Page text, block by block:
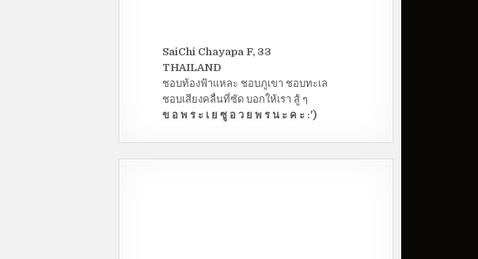
SaiChi Chayapa F, 33
THAILAND
ชอบท้องฟ้าแหละ ชอบภูเขา ชอบทะเล
ชอบเสียงคลื่นที่ซัด บอกให้เรา สู้ ๆ
ข อ พ ร ะ เ ย ซู อ ว ย พ ร น ะ ค ะ :')